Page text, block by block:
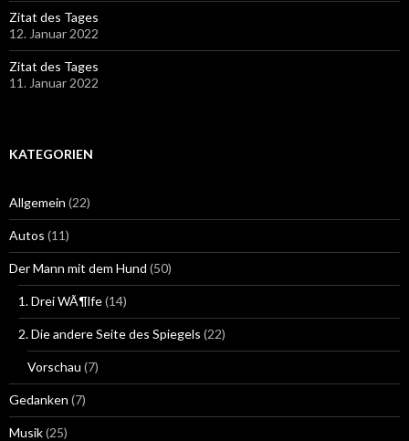
Zitat des Tages
12. Januar 2022
Zitat des Tages
11. Januar 2022
KATEGORIEN
Allgemein (22)
Autos (11)
Der Mann mit dem Hund (50)
1. Drei WÃ¶lfe(14)
2. Die andere Seite des Spiegels (22)
Vorschau (7)
Gedanken (7)
Musik(25)